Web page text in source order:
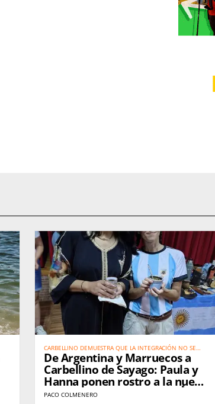
CARBELLINO DEMUESTRA QUE LA INTEGRACIÓN NO SE
EXPLICA: SE VIVE. كاربيّينو تُثبت أن الاندماج الحقيقي لا يحتاج إلى
شرح… بل يُعاش
De Argentina y Marruecos a
Carbellino de Sayago: Paula y
Hanna ponen rostro a la nueva
mujer rural. من الأرجنتين والمغرب
PACO COLMENERO